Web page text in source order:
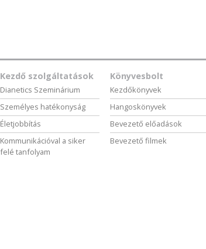
Kezdő szolgáltatások
Dianetics Szeminárium
Személyes hatékonyság
Életjobbítás
Kommunikációval a siker
felé tanfolyam
Könyvesbolt
Kezdőkönyvek
Hangoskönyvek
Bevezető előadások
Bevezető filmek